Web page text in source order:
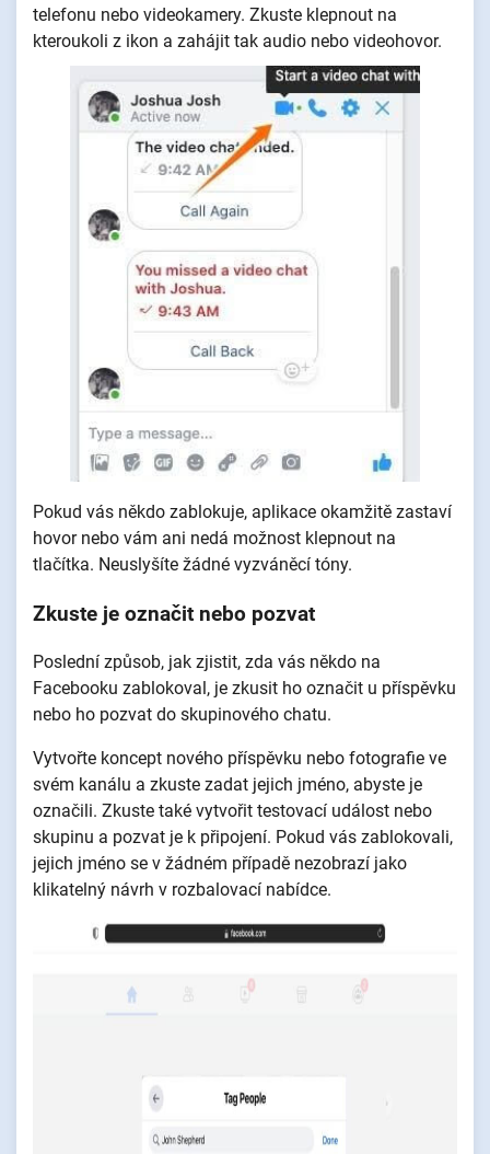
telefonu nebo videokamery. Zkuste klepnout na
kteroukoli z ikon a zahájit tak audio nebo videohovor.
Pokud vás někdo zablokuje, aplikace okamžitě zastaví
hovor nebo vám ani nedá možnost klepnout na
tlačítka. Neuslyšíte žádné vyzváněcí tóny.
Zkuste je označit nebo pozvat
Poslední způsob, jak zjistit, zda vás někdo na
Facebooku zablokoval, je zkusit ho označit u příspěvku
nebo ho pozvat do skupinového chatu.
Vytvořte koncept nového příspěvku nebo fotografie ve
svém kanálu a zkuste zadat jejich jméno, abyste je
označili. Zkuste také vytvořit testovací událost nebo
skupinu a pozvat je k připojení. Pokud vás zablokovali,
jejich jméno se v žádném případě nezobrazí jako
klikatelný návrh v rozbalovací nabídce.